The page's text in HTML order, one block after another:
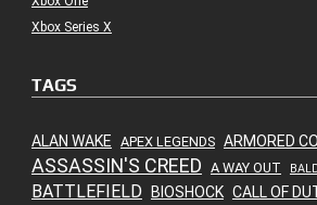
Xbox Series X
TAGS
ALAN WAKE APEX LEGENDS ARMORED
ASSASSIN'S CREED A WAY OUT
BATTLEFIELD BIOSHOCK CALL OF